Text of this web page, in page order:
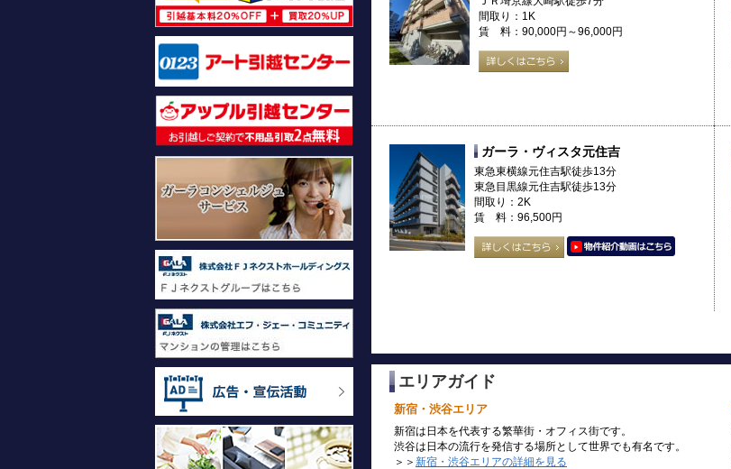
間取り：1K
賃 料：90,000円～96,000円
ガーラ・ヴィスタ元住吉
東急東横線元住吉駅徒歩13分
東急目黒線元住吉駅徒歩13分
間取り：2K
賃 料：96,500円
エリアガイド
新宿・渋谷エリア
新宿は日本を代表する繁華街・オフィス街です。
渋谷は日本の流行を発信する場所として世界でも有名です。
＞＞ 新宿・渋谷エリアの詳細を見る